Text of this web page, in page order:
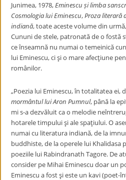
Junimea, 1978,Eminescu și limba
Cosmologia lui Eminescu,Proza literară
indiană, toate aceste volume din
Cununi de stele, patronată de o fostă
ce înseamnă nu numai o temeinică
lui Eminescu, ci şi o mare afecţiune
românilor.
„Poezia lui Eminescu, în totalitatea
mormântul lui Aron Pumnul, până la
mi s-a dezvăluit ca o melodie
hotarele timpului şi ale spaţiului. O
numai cu literatura indiană, de la
buddhiste, de la operele lui Khalidasa
poeziile lui Rabindranath Tagore. De
consider pe Mihai Eminescu doar un
Eminescu a fost şi este un kavi (poet-